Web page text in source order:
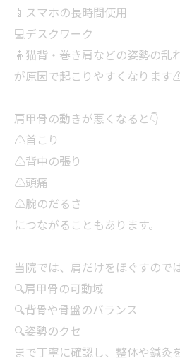
📱スマホの長時間使用
💻デスクワーク
🧍猫背・巻き肩などの姿勢の乱
が原因で起こりやすくなります
肩甲骨の動きが悪くなると👇
⚠️首こり
⚠️背中の張り
⚠️頭痛
⚠️腕のだるさ
につながることもあります。
当院では、肩だけをほぐすので
🔍肩甲骨の可動域
🔍背骨や骨盤のバランス
🔍姿勢のクセ
まで丁寧に確認し、整体や鍼灸